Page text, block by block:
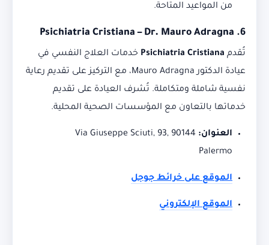
من المواعيد المتاحة.
6.
Psichiatria Cristiana – Dr. Mauro Adragna
تُقدم Psichiatria Cristiana خدمات العلاج النفسي في
عيادة الدكتور Mauro Adragna، مع التركيز على تقديم رعاية
نفسية شاملة ومتكاملة. تُشرف العيادة على تقديم
خدماتها بالتعاون مع المؤسسات الصحية المحلية.
العنوان: Via Giuseppe Sciuti, 93, 90144
Palermo
الموقع على خرائط جوجل
الموقع الإلكتروني